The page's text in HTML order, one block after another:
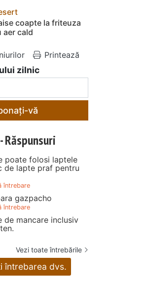
coapte la friteuza
aer cald
Printează
zilnic
vă
poate folosi laptele
de lapte praf pentru
întrebare
gazpacho
întrebare
de mancare inclusiv
Vezi toate întrebările
întrebarea dvs.